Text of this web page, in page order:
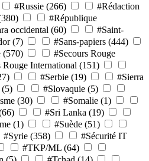
#Russie (266)
#Rédaction
#République
occidental (60)
#Saint-
(7) #Sans-papiers (444)
(570)
#Secours Rouge
Rouge International (151)
#Serbie (19)
#Sierra
(5) #Slovaquie (5)
(30) #Somalie (1)
#Sri Lanka (19)
(1) #Suède (51)
#Syrie (358)
#Sécurité IT
#TKP/ML (64)